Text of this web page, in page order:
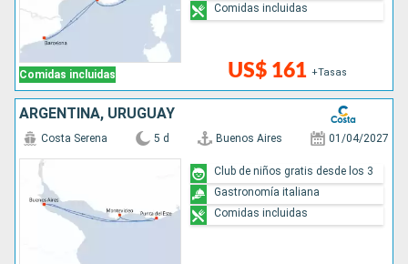
Comidas incluidas US$ 161 +Tasas
Comidas incluidas
ARGENTINA, URUGUAY
Costa Serena 5 d Buenos Aires 01/04/2027
Club de niños gratis desde los 3
Gastronomía italiana
Comidas incluidas